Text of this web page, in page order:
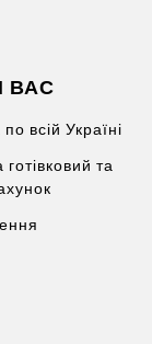
ВАС
всій Україні
та